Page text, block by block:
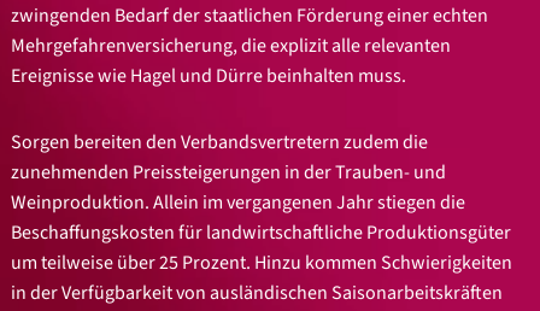
zwingenden Bedarf der staatlichen Förderung einer echten
Mehrgefahrenversicherung, die explizit alle relevanten
Ereignisse wie Hagel und Dürre beinhalten muss.
Sorgen bereiten den Verbandsvertretern zudem die
zunehmenden Preissteigerungen in der Trauben- und
Weinproduktion. Allein im vergangenen Jahr stiegen die
Beschaffungskosten für landwirtschaftliche Produktionsgüter
um teilweise über 25 Prozent. Hinzu kommen Schwierigkeiten
in der Verfügbarkeit von ausländischen Saisonarbeitskräften